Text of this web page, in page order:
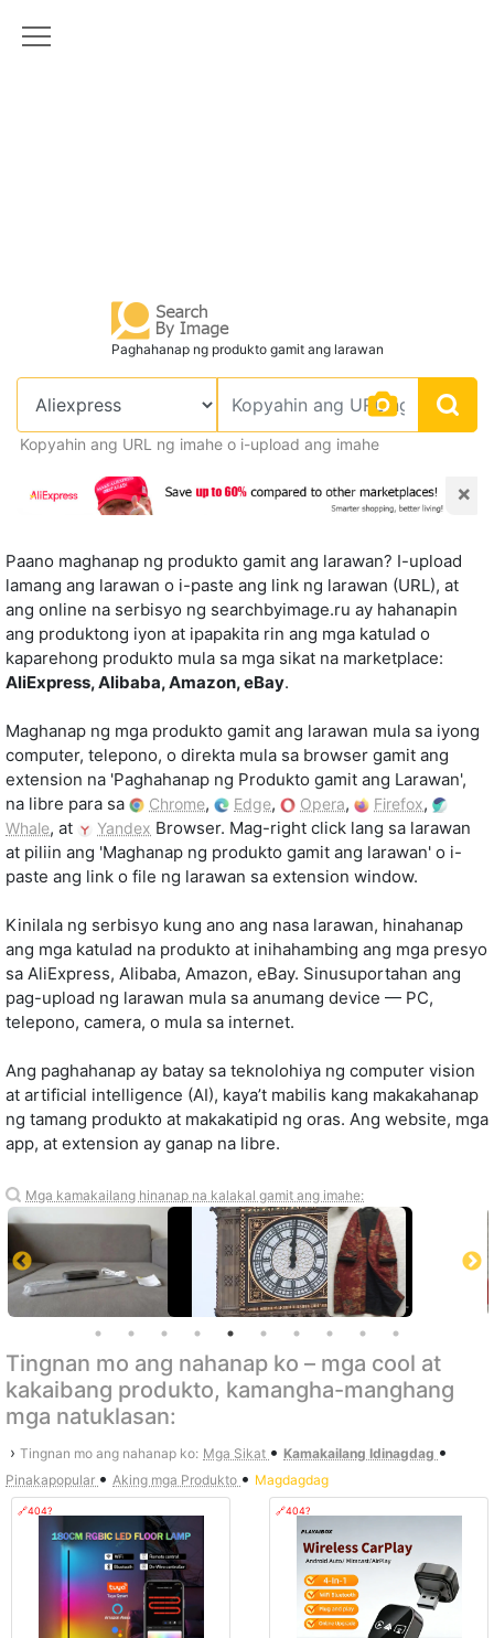
Paghahanap ng produkto gamit ang larawan
Kopyahin ang URL ng imahe o i-upload ang imahe
×
Paano maghanap ng produkto gamit ang larawan? I-upload
lamang ang larawan o i-paste ang link ng larawan (URL), at
ang online na serbisyo ng searchbyimage.ru ay hahanapin
ang produktong iyon at ipapakita rin ang mga katulad o
kaparehong produkto mula sa mga sikat na marketplace:
AliExpress, Alibaba, Amazon, eBay.
Maghanap ng mga produkto gamit ang larawan mula sa iyong
computer, telepono, o direkta mula sa browser gamit ang
extension na 'Paghahanap ng Produkto gamit ang Larawan',
na libre para sa
Chrome, Edge, Opera, Firefox,
Whale, at Yandex Browser. Mag-right click lang sa larawan
at piliin ang 'Maghanap ng produkto gamit ang larawan' o i-
paste ang link o file ng larawan sa extension window.
Kinilala ng serbisyo kung ano ang nasa larawan, hinahanap
ang mga katulad na produkto at inihahambing ang mga presyo
sa AliExpress, Alibaba, Amazon, eBay. Sinusuportahan ang
pag-upload ng larawan mula sa anumang device — PC,
telepono, camera, o mula sa internet.
Ang paghahanap ay batay sa teknolohiya ng computer vision
at artificial intelligence (AI), kaya’t mabilis kang makakahanap
ng tamang produkto at makakatipid ng oras. Ang website, mga
app, at extension ay ganap na libre.
Mga kamakailang hinanap na kalakal gamit ang imahe:
Tingnan mo ang nahanap ko – mga cool at
kakaibang produkto, kamangha-manghang
mga natuklasan:
› Tingnan mo ang nahanap ko: Mga Sikat • Kamakailang Idinagdag •
Pinakapopular • Aking mga Produkto • Magdagdag
🔗404? 🔗404?